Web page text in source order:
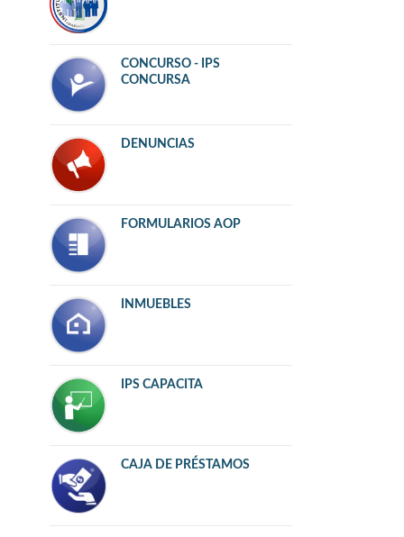
CONCURSO - IPS
CONCURSA
DENUNCIAS
FORMULARIOS AOP
INMUEBLES
IPS CAPACITA
CAJA DE PRÉSTAMOS